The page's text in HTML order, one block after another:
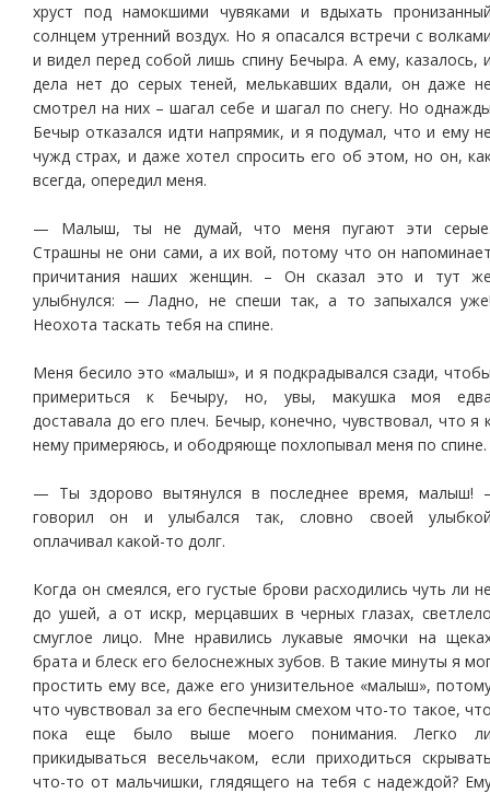
хруст под намокшими чувяками и вдыхать
солнцем утренний воздух. Но я опасался встречи с
и видел перед собой лишь спину Бечыра. А ему, казалось,
дела нет до серых теней, мелькавших вдали, он даже
смотрел на них – шагал себе и шагал по снегу. Но
Бечыр отказался идти напрямик, и я подумал, что и ему
чужд страх, и даже хотел спросить его об этом, но он,
всегда, опередил меня.
— Малыш, ты не думай, что меня пугают эти
Страшны не они сами, а их вой, потому что он
причитания наших женщин. – Он сказал это и тут
улыбнулся: — Ладно, не спеши так, а то запыхался
Неохота таскать тебя на спине.
Меня бесило это «малыш», и я подкрадывался сзади,
примериться к Бечыру, но, увы, макушка моя
доставала до его плеч. Бечыр, конечно, чувствовал, что я
нему примеряюсь, и ободряюще похлопывал меня по спине.
— Ты здорово вытянулся в последнее время, малыш!
говорил он и улыбался так, словно своей
оплачивал какой-то долг.
Когда он смеялся, его густые брови расходились чуть ли
до ушей, а от искр, мерцавших в черных глазах,
смуглое лицо. Мне нравились лукавые ямочки на
брата и блеск его белоснежных зубов. В такие минуты я
простить ему все, даже его унизительное «малыш»,
что чувствовал за его беспечным смехом что-то такое,
пока еще было выше моего понимания. Легко
прикидываться весельчаком, если приходиться
что-то от мальчишки, глядящего на тебя с надеждой?